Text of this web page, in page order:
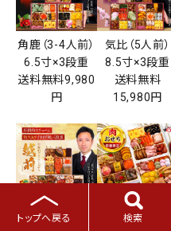
角鹿（3-4人前）
6.5寸×3段重
送料無料9,980
円
気比（5人前）
8.5寸×3段重
送料無料
15,980円
越前（5人前）
野坂（3-4人前）
トップへ戻る 検索